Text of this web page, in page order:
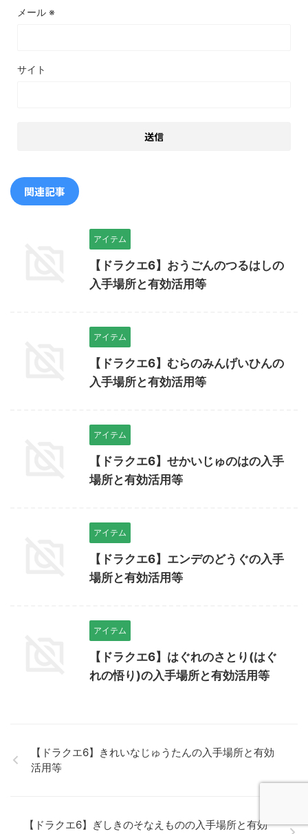
メール ※
サイト
関連記事
アイテム
【ドラクエ6】おうごんのつるはしの
入手場所と有効活用等
アイテム
【ドラクエ6】むらのみんげいひんの
入手場所と有効活用等
アイテム
【ドラクエ6】せかいじゅのはの入手
場所と有効活用等
アイテム
【ドラクエ6】エンデのどうぐの入手
場所と有効活用等
アイテム
【ドラクエ6】はぐれのさとり(はぐ
れの悟り)の入手場所と有効活用等
【ドラクエ6】きれいなじゅうたんの入手場所と有効
活用等
【ドラクエ6】ぎしきのそなえものの入手場所と有効